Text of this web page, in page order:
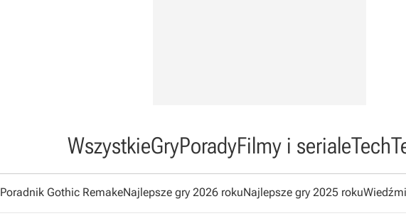
WszystkieGryPoradyFilmy i serialeTech
Poradnik Gothic RemakeNajlepsze gry 2026 rokuNajlepsze gry 2025 roku